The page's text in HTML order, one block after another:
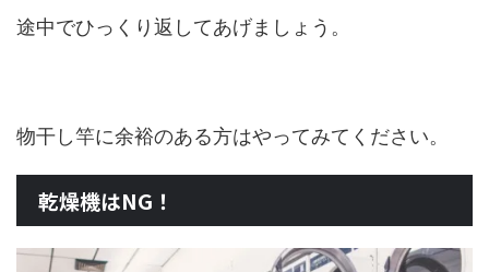
途中でひっくり返してあげましょう。
物干し竿に余裕のある方はやってみてください。
乾燥機はNG！